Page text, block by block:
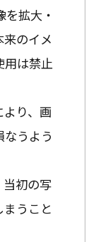
拡大・
のイメ
用は禁止
り、画
うよう
初の写
うこと